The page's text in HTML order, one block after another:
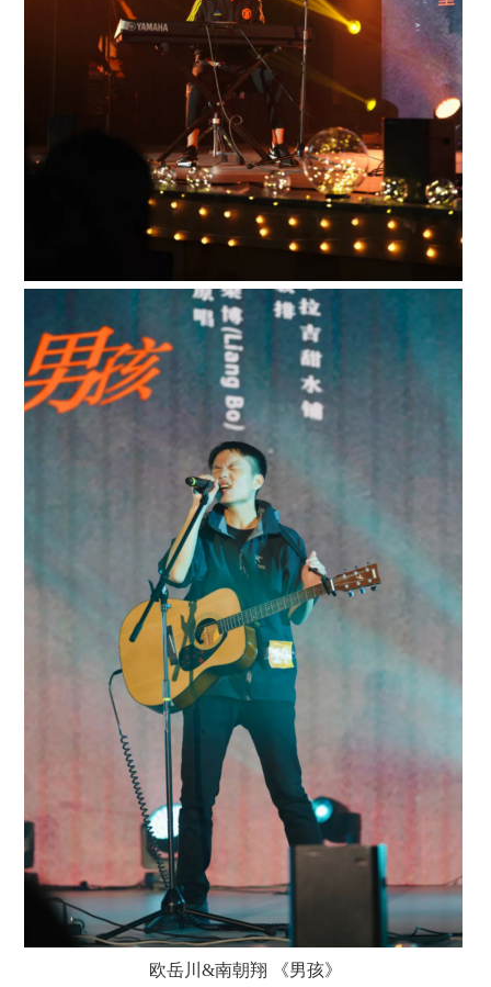
欧岳川 &南朝翔 《男孩》